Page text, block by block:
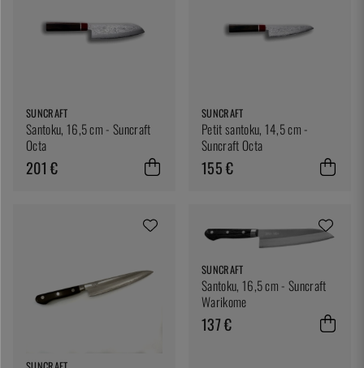
SUNCRAFT
Santoku, 16,5 cm - Suncraft
Octa
201 €
SUNCRAFT
Petit santoku, 14,5 cm -
Suncraft Octa
155 €
SUNCRAFT
Santoku, 16,5 cm - Suncraft
Warikome
137 €